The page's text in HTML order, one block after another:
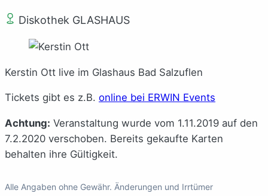
Diskothek GLASHAUS
Kerstin Ott live im Glashaus Bad Salzuflen
Tickets gibt es z.B. online bei ERWIN Events
Achtung: Veranstaltung wurde vom 1.11.2019 auf den
7.2.2020 verschoben. Bereits gekaufte Karten
behalten ihre Gültigkeit.
Alle Angaben ohne Gewähr. Änderungen und Irrtümer